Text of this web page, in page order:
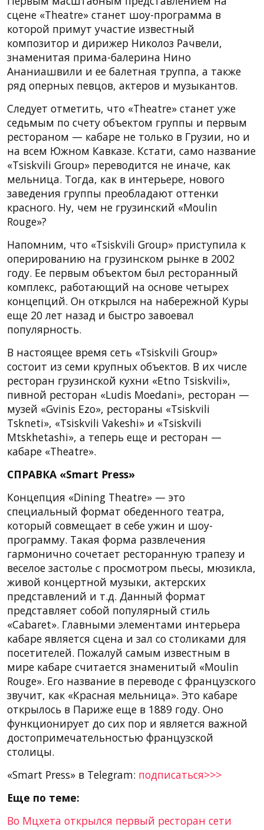
сцене «Theatre» станет шоу-программа в
которой примут участие известный
композитор и дирижер Николоз Рачвели,
знаменитая прима-балерина Нино
Ананиашвили и ее балетная труппа, а также
ряд оперных певцов, актеров и музыкантов.
Следует отметить, что «Theatre» станет уже
седьмым по счету объектом группы и первым
рестораном — кабаре не только в Грузии, но и
на всем Южном Кавказе. Кстати, само название
«Tsiskvili Group» переводится не иначе, как
мельница. Тогда, как в интерьере, нового
заведения группы преобладают оттенки
красного. Ну, чем не грузинский «Moulin
Rouge»?
Напомним, что «Tsiskvili Group» приступила к
оперированию на грузинском рынке в 2002
году. Ее первым объектом был ресторанный
комплекс, работающий на основе четырех
концепций. Он открылся на набережной Куры
еще 20 лет назад и быстро завоевал
популярность.
В настоящее время сеть «Tsiskvili Group»
состоит из семи крупных объектов. В их числе
ресторан грузинской кухни «Etno Tsiskvili»,
пивной ресторан «Ludis Moedani», ресторан —
музей «Gvinis Ezo», рестораны «Tsiskvili
Tskneti», «Tsiskvili Vakeshi» и «Tsiskvili
Mtskhetashi», а теперь еще и ресторан —
кабаре «Theatre».
СПРАВКА «Smart Press»
Концепция «Dining Theatre» — это
специальный формат обеденного театра,
который совмещает в себе ужин и шоу-
программу. Такая форма развлечения
гармонично сочетает ресторанную трапезу и
веселое застолье с просмотром пьесы, мюзикла,
живой концертной музыки, актерских
представлений и т.д. Данный формат
представляет собой популярный стиль
«Cabaret». Главными элементами интерьера
кабаре является сцена и зал со столиками для
посетителей. Пожалуй самым известным в
мире кабаре считается знаменитый «Moulin
Rouge». Его название в переводе с французского
звучит, как «Красная мельница». Это кабаре
открылось в Париже еще в 1889 году. Оно
функционирует до сих пор и является важной
достопримечательностью французской
столицы.
«Smart Press» в Telegram: подписаться>>>
Еще по теме:
Во Мцхета открылся первый ресторан сети